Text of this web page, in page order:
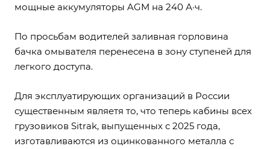
мощные аккумуляторы AGM на 240 А·ч.
По просьбам водителей заливная горловина
бачка омывателя перенесена в зону ступеней для
легкого доступа.
Для эксплуатирующих организаций в России
существенным являетя то, что теперь кабины всех
грузовиков Sitrak, выпущенных с 2025 года,
изготавливаются из оцинкованного металла с